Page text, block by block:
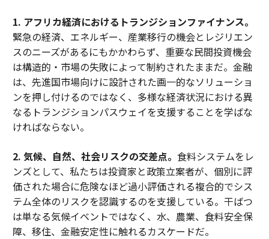
1. アフリカ経済におけるトランジションファイナンス。
緊急の経済、エネルギー、産業移行の機会とレジリエン
スのニーズがあるにもかかわらず、重要な民間投資機会
は構造的・市場の失敗によって制約されたままだ。金融
は、先進国市場向けに設計された画一的なソリューショ
ンを押し付けるのではなく、多様な経済状況における異
なるトランジションパスウェイを支援することを学ばな
ければならない。
2. 気候、自然、社会リスクの交差点。 食料システムをレ
ンズとして、私たちは投資家と政策立案者が、個別に評
価された場合に危険なほど過小評価される複合的でシス
テム全体のリスクを認識するのを支援している。干ばつ
は単なる気候イベントではなく、水、農業、食料安全保
障、移住、金融安定性に触れるカスケードだ。